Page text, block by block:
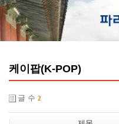
케이팝(K-POP)
글 수 2